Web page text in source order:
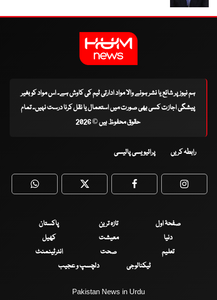
ہم نیوز پر شائع یا نشر ہونے والا مواد ادارتی ٹیم کی کاوش ہے۔ اس مواد کو بغیر
پیشگی اجازت کسی بھی صورت میں استعمال یا نقل کرنا درست نہیں۔ تمام
حقوق محفوظ ہیں © 2026
رابطہ کریں پرائیویسی پالیسی
WhatsApp Twitter Facebook
صفحۂ اول تازہ ترین
پاکستان
دنیا
معیشت
کھیل
تعلیم
صحت
انٹرٹینمنٹ
ٹیکنالوجی
دلچسپ و عجیب
Pakistan News in Urdu